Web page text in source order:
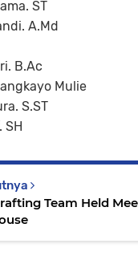
ST
A.Md
B.Ac
Mulie
S.ST
SH
Team Held